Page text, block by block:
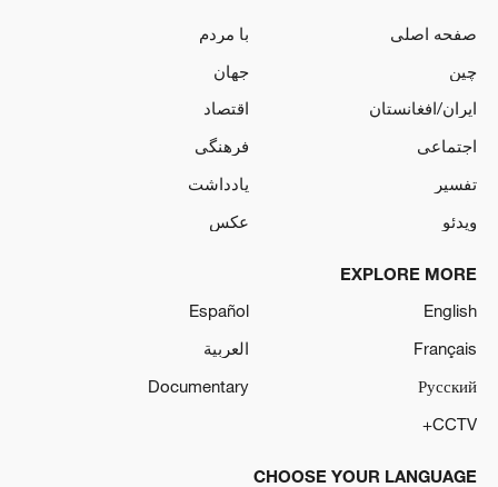
صفحه اصلی
با مردم
چین
جهان
ایران/افغانستان
اقتصاد
اجتماعی
فرهنگی
تفسیر
یادداشت
ویدئو
عکس
EXPLORE MORE
English
Español
Français
العربية
Русский
Documentary
CCTV+
CHOOSE YOUR LANGUAGE